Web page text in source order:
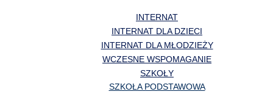
INTERNAT
INTERNAT DLA DZIECI
INTERNAT DLA MŁODZIEŻY
WCZESNE WSPOMAGANIE
SZKOŁY
SZKOŁA PODSTAWOWA